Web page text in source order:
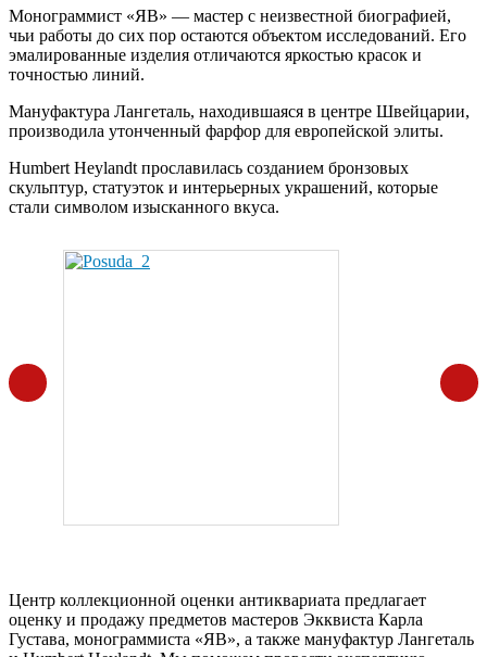
Монограммист «ЯВ» — мастер с неизвестной биографией,
чьи работы до сих пор остаются объектом исследований. Его
эмалированные изделия отличаются яркостью красок и
точностью линий.
Мануфактура Лангеталь, находившаяся в центре Швейцарии,
производила утонченный фарфор для европейской элиты.
Humbert Heylandt прославилась созданием бронзовых
скульптур, статуэток и интерьерных украшений, которые
стали символом изысканного вкуса.
Центр коллекционной оценки антиквариата предлагает
оценку и продажу предметов мастеров Экквиста Карла
Густава, монограммиста «ЯВ», а также мануфактур Лангеталь